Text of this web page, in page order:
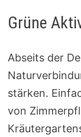
Grüne
Abseits der
stärken.
von